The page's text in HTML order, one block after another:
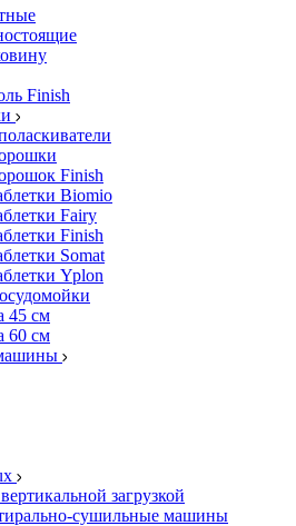
Finish
Finish
Biomio
Fairy
Finish
Somat
Yplon
45 см
60 см
загрузкой
сушильные машины